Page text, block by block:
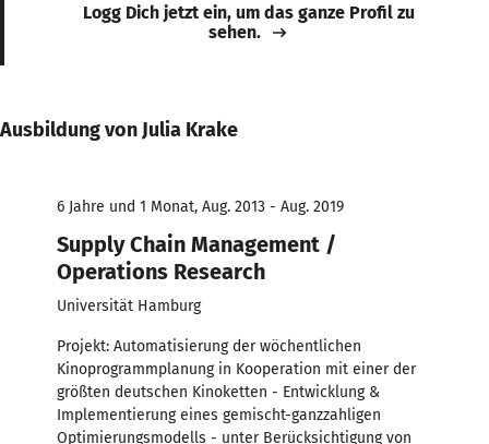
Logg Dich jetzt ein, um das ganze Profil zu
sehen.
Ausbildung von Julia Krake
6 Jahre und 1 Monat, Aug. 2013 - Aug. 2019
Supply Chain Management /
Operations Research
Universität Hamburg
Projekt: Automatisierung der wöchentlichen
Kinoprogrammplanung in Kooperation mit einer der
größten deutschen Kinoketten - Entwicklung &
Implementierung eines gemischt-ganzzahligen
Optimierungsmodells - unter Berücksichtigung von